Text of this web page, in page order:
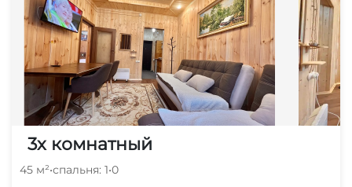
3х комнатный
45 м²•спальня: 1•0